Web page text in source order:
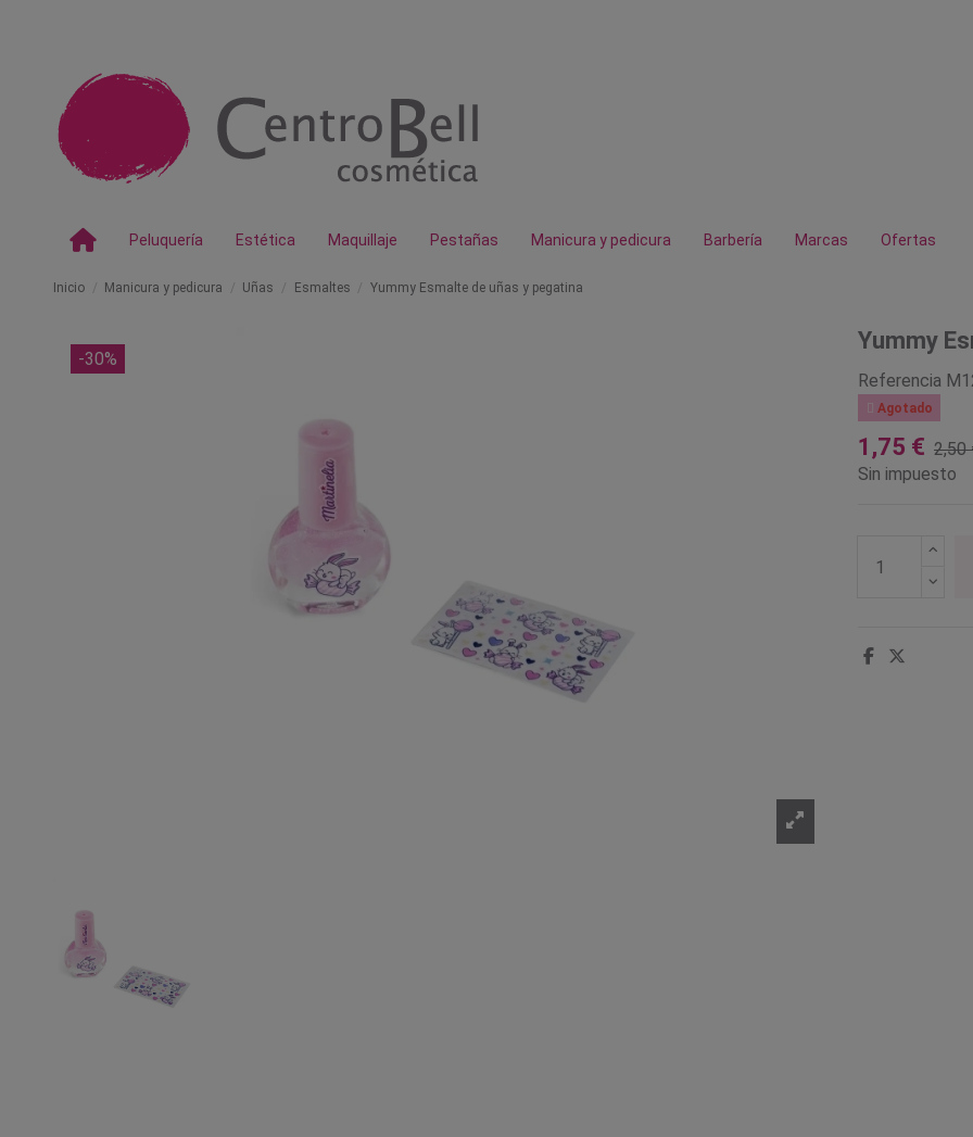
Peluquería Estética Maquillaje Pestañas Manicura y pedicura Barbería Marcas Ofertas
Inicio Manicura y pedicura Uñas Esmaltes Yummy Esmalte de uñas y pegatina
-30%
Yummy
Referencia
Agotado
1,75 € 2,50
Sin impuesto